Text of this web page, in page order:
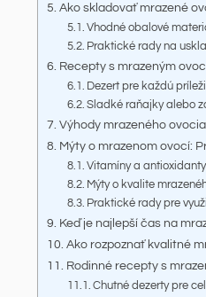
Ako skladovať mrazené
Vhodné obalové
Praktické rady na
Recepty s mrazeným
Dezert pre každú
Sladké raňajky alebo
Výhody mrazeného
Mýty o mrazenom ovocí:
Vitamíny a
Mýty o kvalite
Praktické rady pre
Keď je najlepší čas na
Ako rozpoznať kvalitné
Rodinné recepty s
Chutné dezerty pre